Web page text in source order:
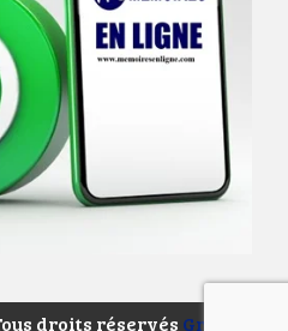
droits réservés Groupe